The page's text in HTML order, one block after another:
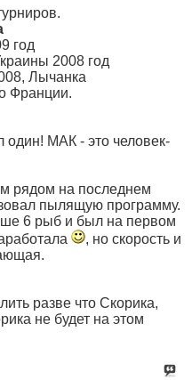
год
2008 год
Лычанка
Франции.
один! МАК - это человек-
рядом на последнем
пылящую программу.
6 рыб и был на первом
, но скорость и
разве что Скорика,
не будет на этом